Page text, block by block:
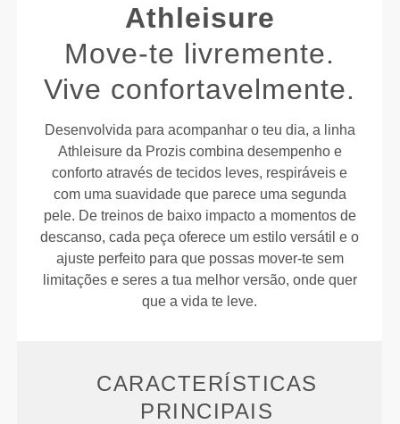
Athleisure
Move-te livremente.
Vive confortavelmente.
Desenvolvida para acompanhar o teu dia, a linha
Athleisure da Prozis combina desempenho e
conforto através de tecidos leves, respiráveis e
com uma suavidade que parece uma segunda
pele. De treinos de baixo impacto a momentos de
descanso, cada peça oferece um estilo versátil e o
ajuste perfeito para que possas mover-te sem
limitações e seres a tua melhor versão, onde quer
que a vida te leve.
CARACTERÍSTICAS
PRINCIPAIS